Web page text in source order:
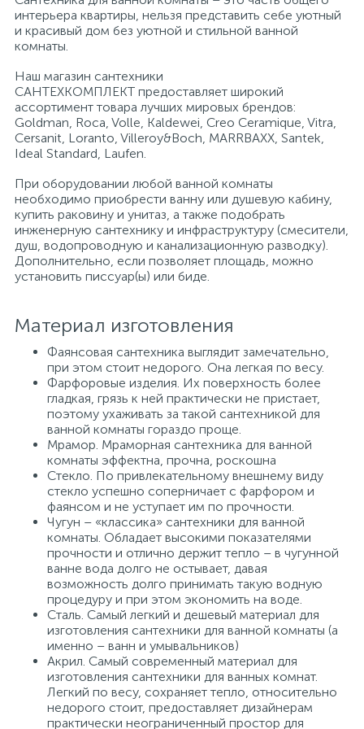
интерьера квартиры, нельзя представить себе уютный
и красивый дом без уютной и стильной ванной
комнаты.
Наш магазин сантехники
САНТЕХКОМПЛЕКТ предоставляет широкий
ассортимент товара лучших мировых брендов:
Goldman, Roca, Volle, Kaldewei, Creo Ceramique, Vitra,
Cersanit, Loranto, Villeroy&Boch, MARRBAXX, Santek,
Ideal Standard, Laufen.
При оборудовании любой ванной комнаты
необходимо приобрести ванну или душевую кабину,
купить раковину и унитаз, а также подобрать
инженерную сантехнику и инфраструктуру (смесители,
душ, водопроводную и канализационную разводку).
Дополнительно, если позволяет площадь, можно
установить писсуар(ы) или биде.
Материал изготовления
Фаянсовая сантехника выглядит замечательно,
при этом стоит недорого. Она легкая по весу.
Фарфоровые изделия. Их поверхность более
гладкая, грязь к ней практически не пристает,
поэтому ухаживать за такой сантехникой для
ванной комнаты гораздо проще.
Мрамор. Мраморная сантехника для ванной
комнаты эффектна, прочна, роскошна
Стекло. По привлекательному внешнему виду
стекло успешно соперничает с фарфором и
фаянсом и не уступает им по прочности.
Чугун – «классика» сантехники для ванной
комнаты. Обладает высокими показателями
прочности и отлично держит тепло – в чугунной
ванне вода долго не остывает, давая
возможность долго принимать такую водную
процедуру и при этом экономить на воде.
Сталь. Самый легкий и дешевый материал для
изготовления сантехники для ванной комнаты (а
именно – ванн и умывальников)
Акрил. Самый современный материал для
изготовления сантехники для ванных комнат.
Легкий по весу, сохраняет тепло, относительно
недорого стоит, предоставляет дизайнерам
практически неограниченный простор для
Полотенцесушители
Душевые трапы
Сифоны и выпуски
Аксессуары для ванной
Системы контроля протечки воды